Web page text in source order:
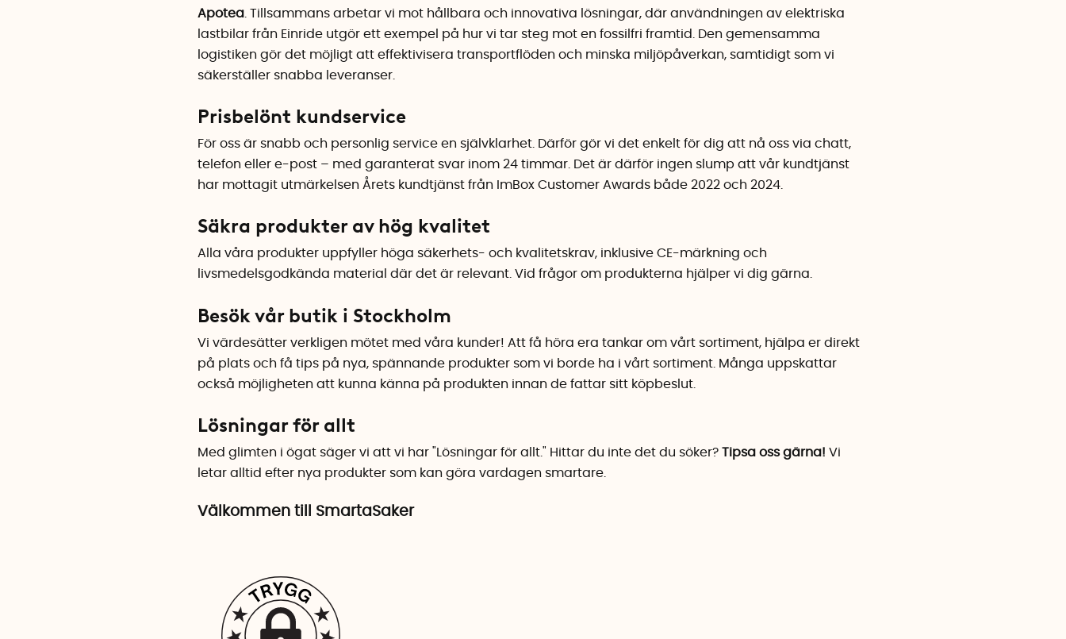
Apotea . Tillsammans arbetar vi mot hållbara och innovativa lösningar, där användningen av elektriska
lastbilar från Einride utgör ett exempel på hur vi tar steg mot en fossilfri framtid. Den gemensamma
logistiken gör det möjligt att effektivisera transportflöden och minska miljöpåverkan, samtidigt som vi
säkerställer snabba leveranser.
Prisbelönt kundservice
För oss är snabb och personlig service en självklarhet. Därför gör vi det enkelt för dig att nå oss via chatt,
telefon eller e-post – med garanterat svar inom 24 timmar. Det är därför ingen slump att vår kundtjänst
har mottagit utmärkelsen Årets kundtjänst från ImBox Customer Awards både 2022 och 2024.
Säkra produkter av hög kvalitet
Alla våra produkter uppfyller höga säkerhets- och kvalitetskrav, inklusive CE-märkning och
livsmedelsgodkända material där det är relevant. Vid frågor om produkterna hjälper vi dig gärna.
Besök vår butik i Stockholm
Vi värdesätter verkligen mötet med våra kunder! Att få höra era tankar om vårt sortiment, hjälpa er direkt
på plats och få tips på nya, spännande produkter som vi borde ha i vårt sortiment. Många uppskattar
också möjligheten att kunna känna på produkten innan de fattar sitt köpbeslut.
Lösningar för allt
Med glimten i ögat säger vi att vi har "Lösningar för allt." Hittar du inte det du söker? Tipsa oss gärna! Vi
letar alltid efter nya produkter som kan göra vardagen smartare.
Välkommen till SmartaSaker